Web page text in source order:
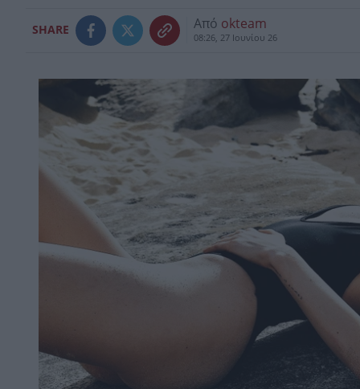
SHARE Από okteam
08:26, 27 Ιουνίου 26